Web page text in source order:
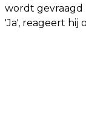
wordt gevraagd
'Ja', reageert hij